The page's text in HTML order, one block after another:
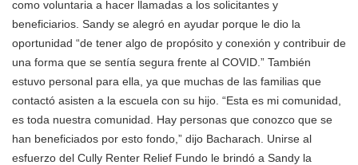
como voluntaria a hacer llamadas a los solicitantes y
beneficiarios. Sandy se alegró en ayudar porque le dio la
oportunidad “de tener algo de propósito y conexión y contribuir de
una forma que se sentía segura frente al COVID.” También
estuvo personal para ella, ya que muchas de las familias que
contactó asisten a la escuela con su hijo. “Esta es mi comunidad,
es toda nuestra comunidad. Hay personas que conozco que se
han beneficiados por esto fondo,” dijo Bacharach. Unirse al
esfuerzo del Cully Renter Relief Fundo le brindó a Sandy la